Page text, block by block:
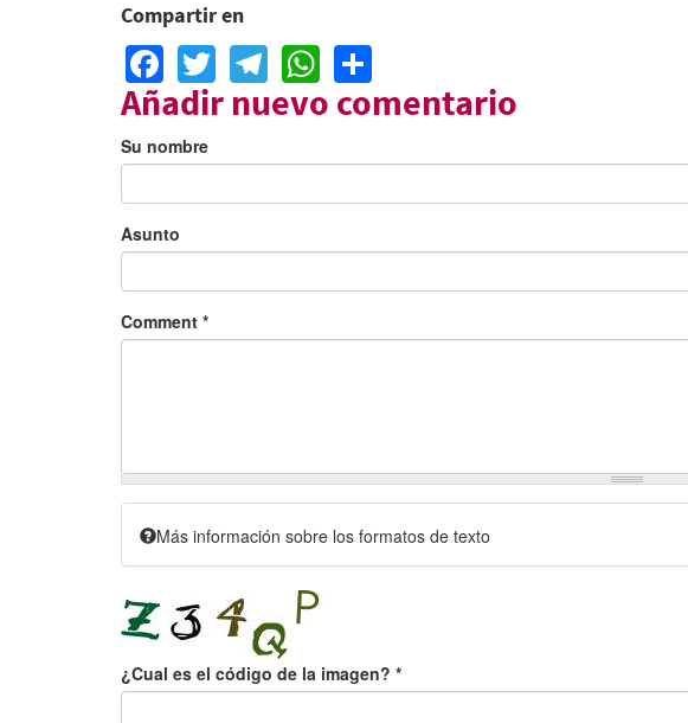
Compartir en
Facebook
TwitterTelegram
WhatsApp
Añadir nuevo comentario
Su nombre
Asunto
Comment *
Más información sobre los formatos de texto
¿Cual es el código de la imagen? *